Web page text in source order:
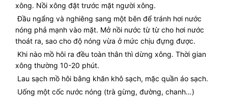
xông. Nồi xông đặt trước mặt người xông.
Đầu ngẩng và nghiêng sang một bên để tránh hơi nước
nóng phả mạnh vào mặt. Mở nồi nước từ từ cho hơi nước
thoát ra, sao cho độ nóng vừa ở mức chịu đựng được.
Khi nào mồ hôi ra đều toàn thân thì dừng xông. Thời gian
xông thường 10-20 phút.
Lau sạch mồ hôi bằng khăn khô sạch, mặc quần áo sạch.
Uống một cốc nước nóng (trà gừng, đường, chanh…)